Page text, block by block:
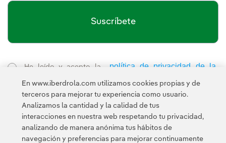
Suscríbete
He leído y acepto la
política de privacidad de la
Newsletter
Enlace externo, se abre en ventana nueva.
Esta página está protegida por reCAPTCHA y se aplican la
Política de privacidad y los
En www.iberdrola.com utilizamos cookies propias y de
terceros para mejorar tu experiencia como usuario.
Analizamos la cantidad y la calidad de tus
interacciones en nuestra web respetando tu privacidad,
analizando de manera anónima tus hábitos de
navegación y preferencias para mejorar continuamente